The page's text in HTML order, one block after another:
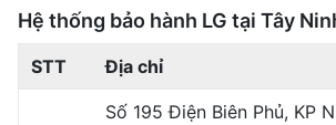
Hệ thống bảo hành LG tại Tây
STT Địa chỉ
Số 195 Điện Biên Phủ, KP